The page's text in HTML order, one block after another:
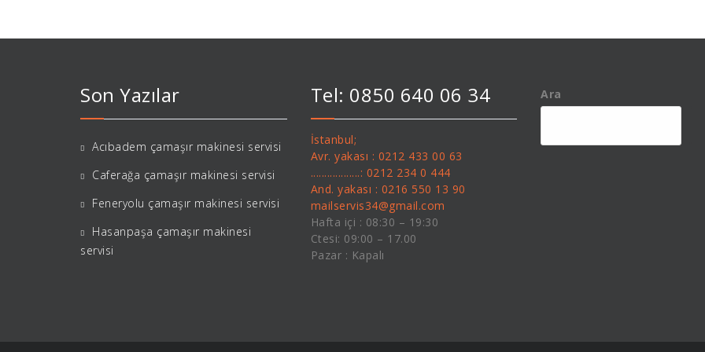
Son Yazılar
Acıbadem çamaşır makinesi servisi
Caferağa çamaşır makinesi servisi
Feneryolu çamaşır makinesi servisi
Hasanpaşa çamaşır makinesi
servisi
Tel: 0850 640 06 34
İstanbul;
Avr. yakası : 0212 433 00 63
..................: 0212 234 0 444
And. yakası : 0216 550 13 90
mailservis34@gmail.com
Hafta içi : 08:30 – 19:30
Ctesi: 09:00 – 17.00
Pazar : Kapalı
Ara